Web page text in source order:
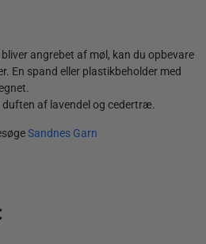
angrebet af møl, kan du opbevare
En spand eller plastikbeholder med
duften af lavendel og cedertræ.
Sandnes Garn